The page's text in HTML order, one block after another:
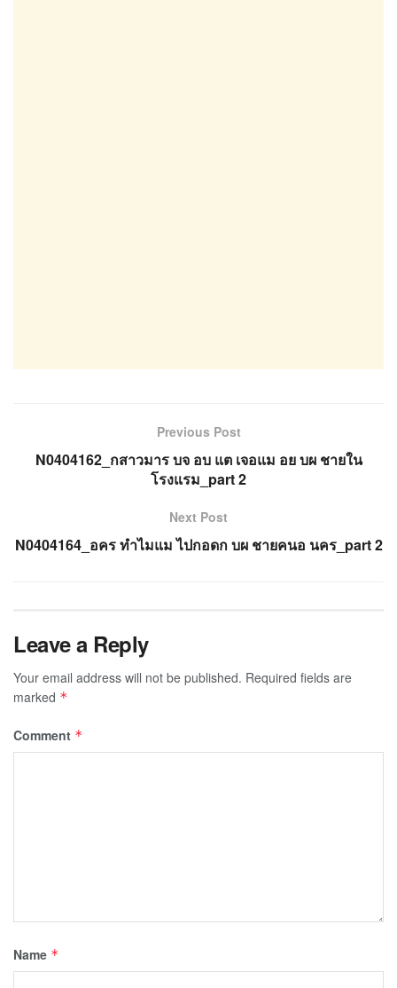
Previous Post
N0404162_กสาวมาร บจ อบ แต เจอแม อย บผ ชายใน
โรงแรม_part 2
Next Post
N0404164_อคร ทำไมแม ไปกอดก บผ ชายคนอ นคร_part 2
Leave a Reply
Your email address will not be published. Required fields are
marked *
Comment *
Name *